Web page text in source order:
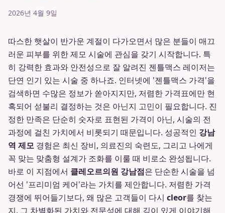
2026년 4월 9일
따스한 햇살이 반가운 계절이 다가오면서 많은 분들이 매끄
러운 피부를 위한 제모 시술에 관심을 갖기 시작합니다. 특
히 강력한 효과와 안전성으로 잘 알려진 젠틀맥스 레이저는
단연 인기 있는 시술 중 하나죠. 인터넷에 '젠틀맥스 가격'을
검색하면 수많은 정보가 쏟아지지만, 저렴한 가격표에만 현
혹되어 섣불리 결정하는 것은 아닌지 고민이 필요합니다. 진
정한 만족은 단순히 숫자로 표현된 가격이 아닌, 시술의 전
과정에 걸친 가치에서 비롯되기 때문입니다. 성공적인 강남
역 제모 경험은 최신 장비, 의료진의 숙련도, 그리고 나에게
꼭 맞는 맞춤형 설계가 조화를 이룰 때 비로소 완성됩니다.
바로 이 지점에서 클레오르의원 강남점은 단순한 시술을 넘
어선 '프리미엄 케어'라는 가치를 제안합니다. 저렴한 가격
경쟁에 뛰어들기보다, 왜 많은 고객들이 다시 cleor를 찾는
지, 그 차별화된 가치와 전문성에 대해 깊이 있게 이야기해